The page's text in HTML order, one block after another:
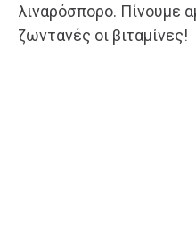
λιναρόσπορο. Πίνουμε
ζωντανές οι βιταμίνες!